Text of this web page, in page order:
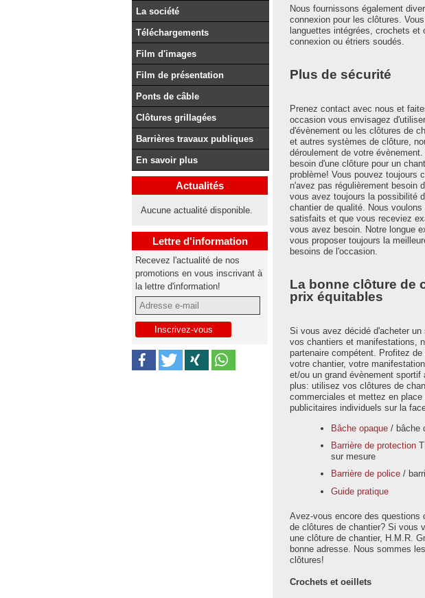
La société
Téléchargements
Film d'images
Film de présentation
Ponts de câble
Clôtures grillagées
Barrières travaux publiques
En savoir plus
Actualités
Aucune actualité disponible.
Lettre d'information
Recevez l'actualité de nos
promotions en vous inscrivant à
la lettre d'information!
Nous fournissons également
connexion pour les clôtures.
languettes intégrées, crochets et
connexion ou étriers soudés.
Plus de sécurité
Prenez contact avec nous et
occasion vous envisagez
d'évènement ou les clôtures de
et autres systèmes de clôture,
déroulement de votre
besoin d'une clôture pour un
problème! Vous pouvez toujours
n'avez pas régulièrement besoin
vous avez toujours la possibilité
chantier de qualité. Nous
satisfaits et que vous receviez
vous avez besoin. Notre longue
vous proposer toujours la
besoins de l'occasion.
La bonne clôture de
prix équitables
Si vous avez décidé d'acheter
vos chantiers et manifestations,
partenaire compétent. Profitez
votre chantier, votre
et/ou un grand évènement
plus: utilisez vos clôtures de
commerciales et mettez en place
publicitaires individuels sur la
Bâche opaque / bâche
Barrière de protection
sur mesure
Barrière de police /
Guide pratique
Avez-vous encore des questions
de clôtures de chantier? Si vous
une clôture de chantier, H.M.R.
bonne adresse. Nous sommes
clôtures!
Crochets et oeillets